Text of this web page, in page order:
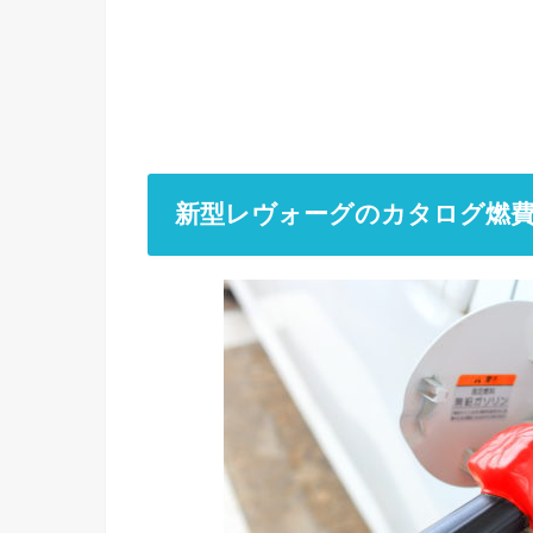
新型レヴォーグのカタログ燃